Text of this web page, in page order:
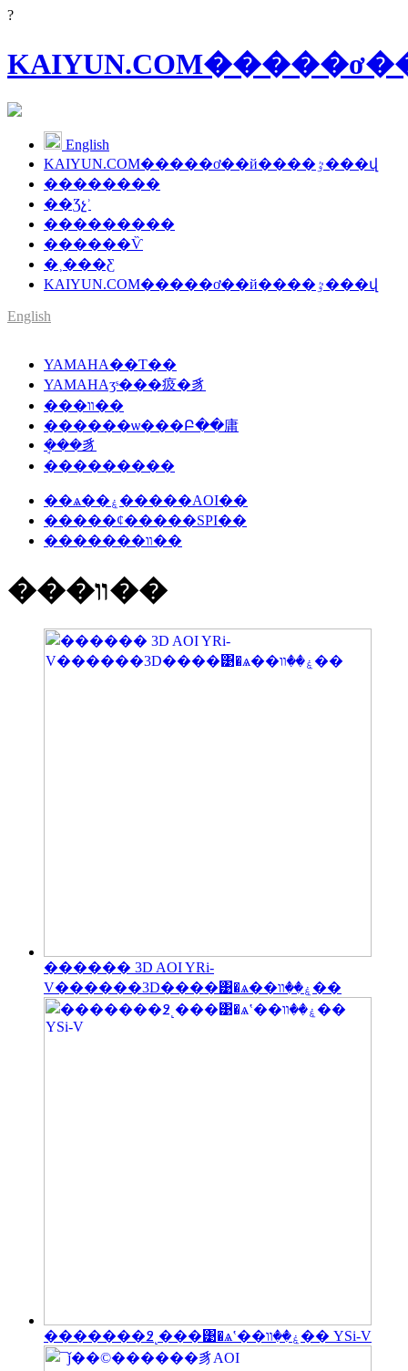
?
English
KAIYUN.COM�����ơ��й����ٷ���վ
��������
��Ʒչʾ
���������
������Ѷ
�˲���Ƹ
KAIYUN.COM�����ơ��й����ٷ���վ
English
YAMAHA����
YAMAHA��Ƭ��
YAMAHAӡˢ���㽺�豸
���װ��
������ѡ���Բ��庸
�ܱ��豸
���������
��ѧ��ۼ�����AOI��
�����ȼ�����SPI��
�������װ��
���װ��
������ 3D AOI YRi-
V������3D����͹�ѧ��ۼ��װ��
�������߶˻���͹�ѧʽ��ۼ��װ�� YSi-V